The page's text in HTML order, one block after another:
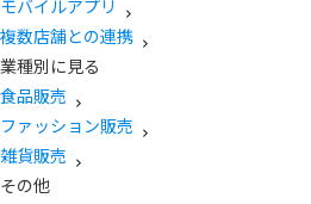
モバイルアプリ
複数店舗との連携
業種別に見る
食品販売
ファッション販売
雑貨販売
その他